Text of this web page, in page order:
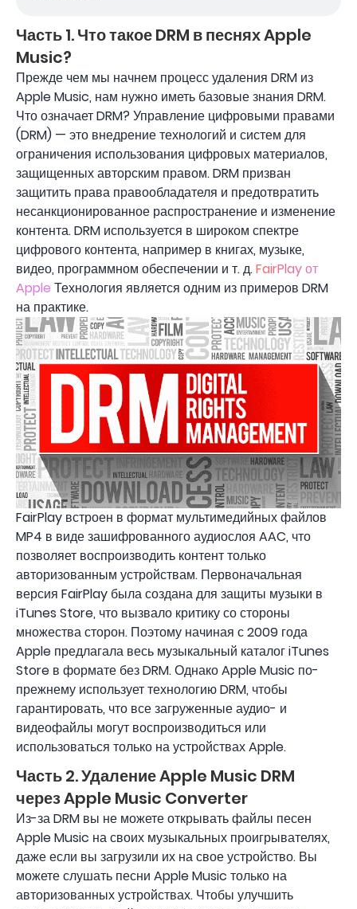
Часть 1. Что такое DRM в песнях Apple
Music?
Прежде чем мы начнем процесс удаления DRM из
Apple Music, нам нужно иметь базовые знания DRM.
Что означает DRM? Управление цифровыми правами
(DRM) — это внедрение технологий и систем для
ограничения использования цифровых материалов,
защищенных авторским правом. DRM призван
защитить права правообладателя и предотвратить
несанкционированное распространение и изменение
контента. DRM используется в широком спектре
цифрового контента, например в книгах, музыке,
видео, программном обеспечении и т. д.FairPlay от
Apple Технология является одним из примеров DRM
на практике.
FairPlay встроен в формат мультимедийных файлов
MP4 в виде зашифрованного аудиослоя AAC, что
позволяет воспроизводить контент только
авторизованным устройствам. Первоначальная
версия FairPlay была создана для защиты музыки в
iTunes Store, что вызвало критику со стороны
множества сторон. Поэтому начиная с 2009 года
Apple предлагала весь музыкальный каталог iTunes
Store в формате без DRM. Однако Apple Music по-
прежнему использует технологию DRM, чтобы
гарантировать, что все загруженные аудио- и
видеофайлы могут воспроизводиться или
использоваться только на устройствах Apple.
Часть 2. Удаление Apple Music DRM
через Apple Music Converter
Из-за DRM вы не можете открывать файлы песен
Apple Music на своих музыкальных проигрывателях,
даже если вы загрузили их на свое устройство. Вы
можете слушать песни Apple Music только на
авторизованных устройствах. Чтобы улучшить